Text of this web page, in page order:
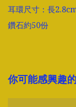
耳環尺寸：長
鑽石約50份
你可能感興趣